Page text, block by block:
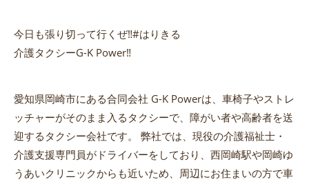
今日も張り切って行くぜ‼️#はりきる
介護タクシーG-K Power‼️
愛知県岡崎市にある合同会社 G-K Powerは、車椅子やストレ
ッチャーがそのまま入るタクシーで、障がい者や高齢者を送
迎するタクシー会社です。 弊社では、現役の介護福祉士・
介護支援専門員がドライバーをしており、西岡崎駅や岡崎ゆ
うあいクリニックからも近いため、周辺にお住まいの方で車